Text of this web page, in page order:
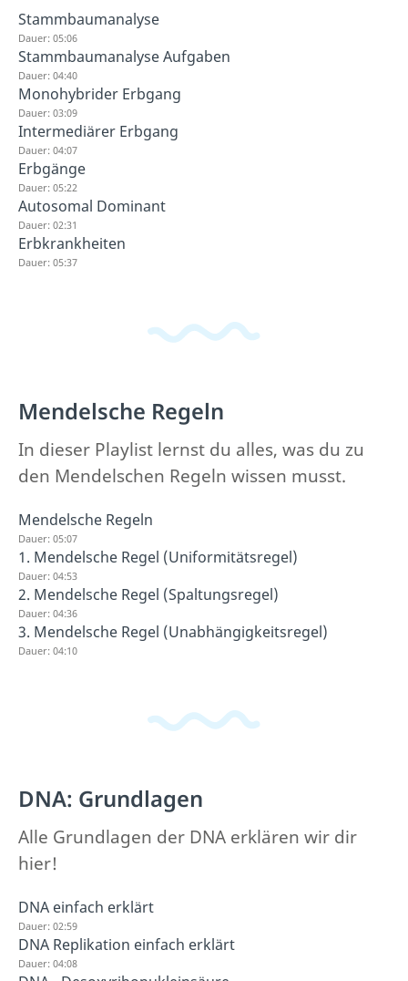
Stammbaumanalyse
Dauer: 05:06
Stammbaumanalyse Aufgaben
Dauer: 04:40
Monohybrider Erbgang
Dauer: 03:09
Intermediärer Erbgang
Dauer: 04:07
Erbgänge
Dauer: 05:22
Autosomal Dominant
Dauer: 02:31
Erbkrankheiten
Dauer: 05:37
Mendelsche Regeln
In dieser Playlist lernst du alles, was du zu
den Mendelschen Regeln wissen musst.
Mendelsche Regeln
Dauer: 05:07
1. Mendelsche Regel (Uniformitätsregel)
Dauer: 04:53
2. Mendelsche Regel (Spaltungsregel)
Dauer: 04:36
3. Mendelsche Regel (Unabhängigkeitsregel)
Dauer: 04:10
DNA: Grundlagen
Alle Grundlagen der DNA erklären wir dir
hier!
DNA einfach erklärt
Dauer: 02:59
DNA Replikation einfach erklärt
Dauer: 04:08